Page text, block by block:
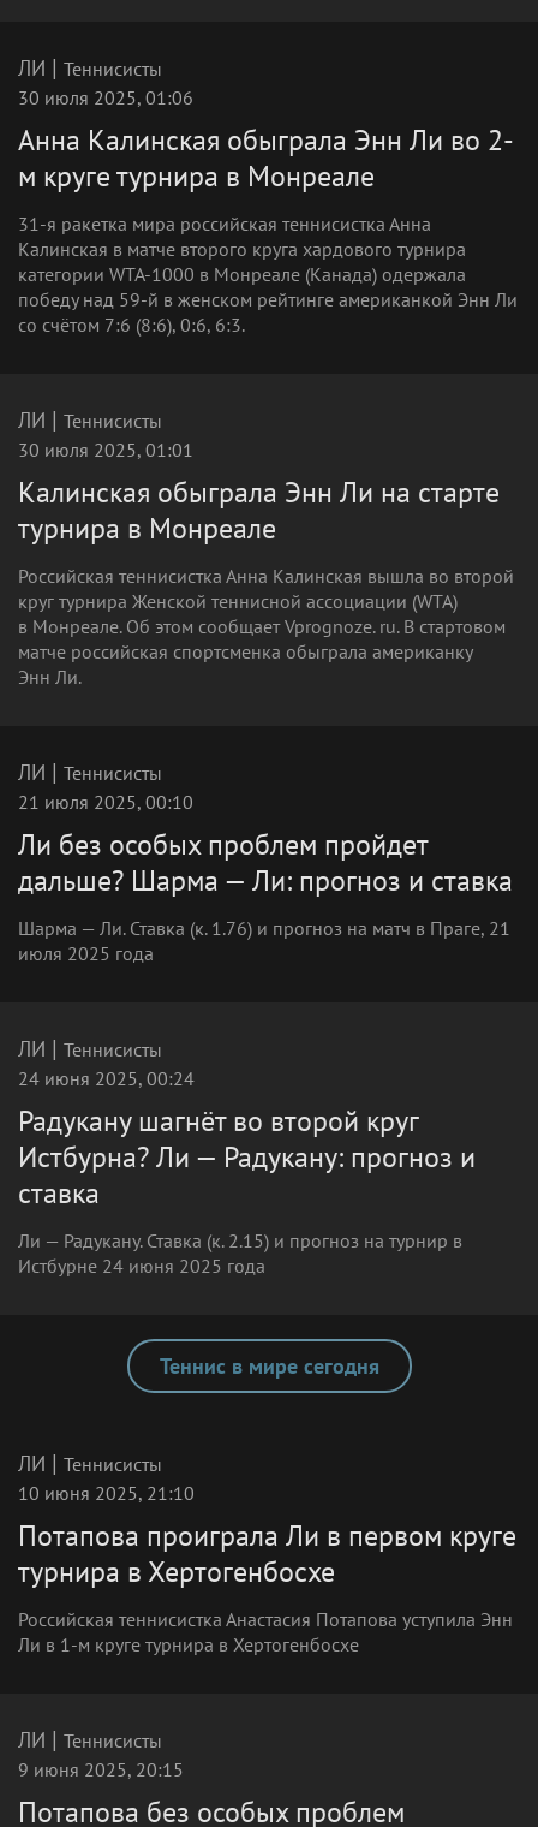
ЛИ | Теннисисты
30 июля 2025, 01:06
Анна Калинская обыграла Энн Ли во 2-
м круге турнира в Монреале
31-я ракетка мира российская теннисистка Анна
Калинская в матче второго круга хардового турнира
категории WTA-1000 в Монреале (Канада) одержала
победу над 59-й в женском рейтинге американкой Энн Ли
со счётом 7:6 (8:6), 0:6, 6:3.
ЛИ | Теннисисты
30 июля 2025, 01:01
Калинская обыграла Энн Ли на старте
турнира в Монреале
Российская теннисистка Анна Калинская вышла во второй
круг турнира Женской теннисной ассоциации (WTA)
в Монреале. Об этом сообщает Vprognoze. ru. В стартовом
матче российская спортсменка обыграла американку
Энн Ли.
ЛИ | Теннисисты
21 июля 2025, 00:10
Ли без особых проблем пройдет
дальше? Шарма — Ли: прогноз и ставка
Шарма — Ли. Ставка (к. 1.76) и прогноз на матч в Праге, 21
июля 2025 года
ЛИ | Теннисисты
24 июня 2025, 00:24
Радукану шагнёт во второй круг
Истбурна? Ли — Радукану: прогноз и
ставка
Ли — Радукану. Ставка (к. 2.15) и прогноз на турнир в
Истбурне 24 июня 2025 года
ЛИ | Теннисисты
10 июня 2025, 21:10
Потапова проиграла Ли в первом круге
турнира в Хертогенбосхе
Российская теннисистка Анастасия Потапова уступила Энн
Ли в 1-м круге турнира в Хертогенбосхе
ЛИ | Теннисисты
9 июня 2025, 20:15
Потапова без особых проблем
Теннис в мире сегодня